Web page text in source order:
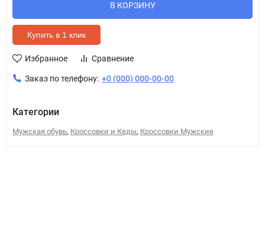
В КОРЗИНУ
Купить в 1 клик
Избранное Сравнение
Заказ по телефону: +0 (000) 000-00-00
Категории
Мужская обувь, Кроссовки и Кеды, Кроссовки Мужские